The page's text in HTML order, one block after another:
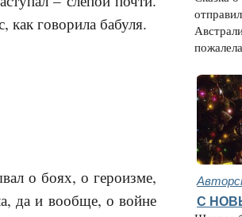
как говорила бабуля.
о боях, о героизме,
да и вообще, о войне
С